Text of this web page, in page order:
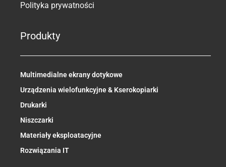
Polityka prywatności
Produkty
Multimedialne ekrany dotykowe
Urządzenia wielofunkcyjne & Kserokopiarki​
Drukarki
Niszczarki
Materiały eksploatacyjne
Rozwiązania IT